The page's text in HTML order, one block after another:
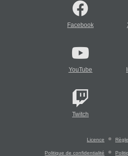
Facebook
YouTube
Twitch
Licence
Politique de confidentialité